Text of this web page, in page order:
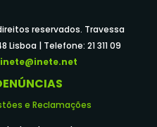
reservados. Travessa
Lisboa | Telefone: 21 311 09
inete@inete.net
e Reclamações